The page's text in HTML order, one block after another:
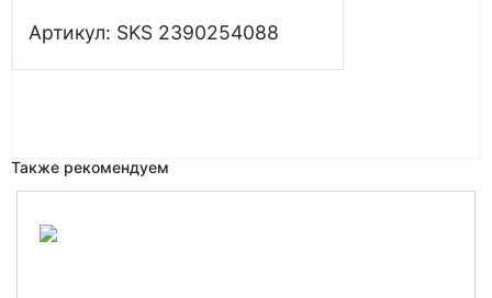
Артикул: SKS 2390254088
Также рекомендуем